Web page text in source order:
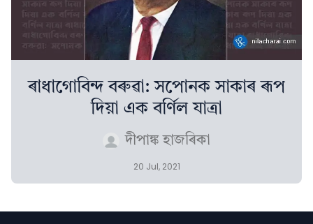
ৰাধাগোবিন্দ বৰুৱা: সপোনক সাকাৰ ৰূপ
দিয়া এক বৰ্ণিল যাত্ৰা
দীপাঙ্ক হাজৰিকা
20 Jul, 2021